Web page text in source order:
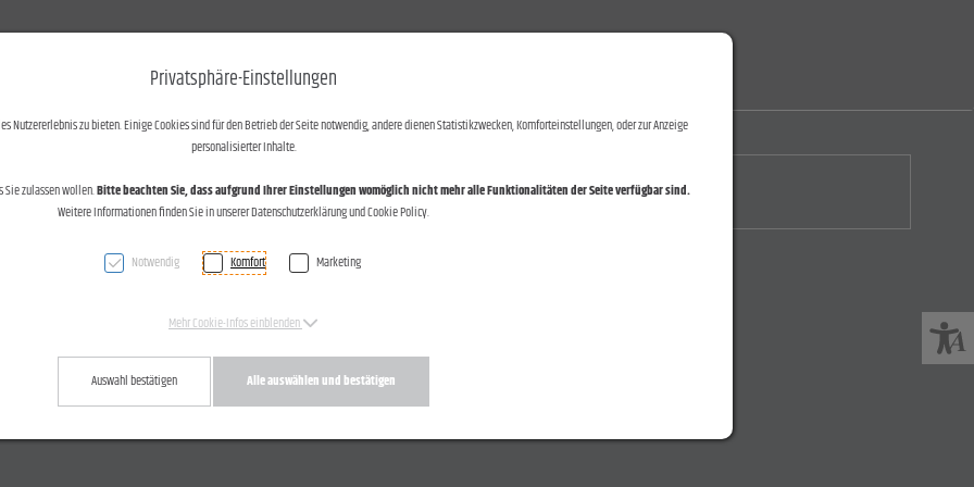
Kontakt
Flanierzone in Götzis am 12.03.2015
für Bewohner und Mieter
Eisplatz
Privatsphäre-Einstellungen
Nutzererlebnis zu bieten. Einige Cookies sind für den Betrieb der Seite notwendig, andere dienen Statistikzwecken, Komforteinstellungen, oder zur Anzeige
personalisierter Inhalte.
Sie zulassen wollen.Bitte beachten Sie, dass aufgrund Ihrer Einstellungen womöglich nicht mehr alle Funktionalitäten der Seite verfügbar sind.
Weitere Informationen finden Sie in unserer Datenschutzerklärung und Cookie Policy.
Notwendig Komfort Marketing
Mehr Cookie-Infos einblenden
Auswahl bestätigen Alle auswählen und bestätigen